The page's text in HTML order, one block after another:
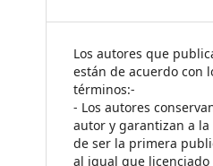
Los autores que
están de acuerdo con
términos:-
- Los autores
autor y garantizan a
de ser la primera
al igual que